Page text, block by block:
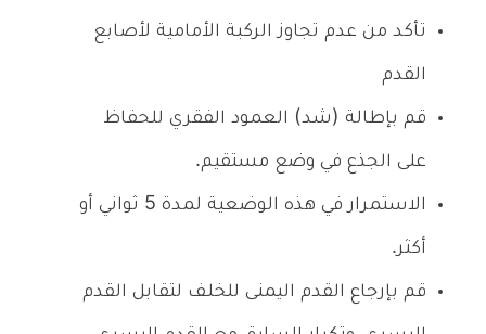
تأكد من عدم تجاوز الركبة الأمامية لأصابع
القدم
قم بإطالة (شد) العمود الفقري للحفاظ
على الجذع في وضع مستقيم.
الاستمرار في هذه الوضعية لمدة 5 ثواني أو
أكثر.
قم بإرجاع القدم اليمنى للخلف لتقابل القدم